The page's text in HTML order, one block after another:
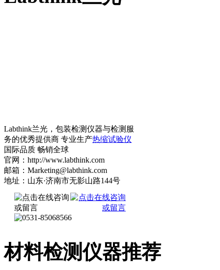
Labthink兰光，包装检测仪器与检测服
务的优秀提供商 专业生产热缩试验仪
国际品质 畅销全球
官网：http://www.labthink.com
邮箱：Marketing@labthink.com
地址：山东·济南市无影山路144号
材料检测仪器推荐